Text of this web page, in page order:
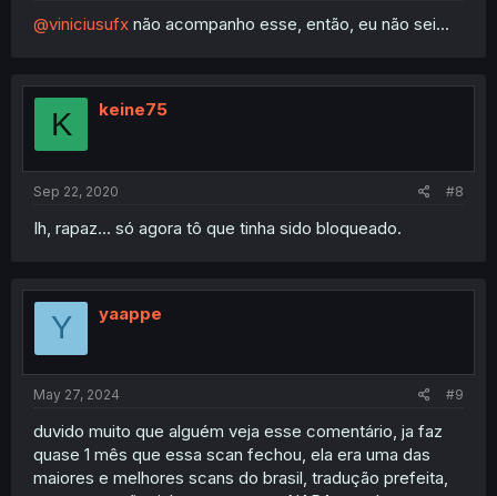
@viniciusufx não acompanho esse, então, eu não sei...
K keine75
Sep 22, 2020 #8
Ih, rapaz... só agora tô que tinha sido bloqueado.
Y yaappe
May 27, 2024 #9
duvido muito que alguém veja esse comentário, ja faz
quase 1 mês que essa scan fechou, ela era uma das
maiores e melhores scans do brasil, tradução prefeita,